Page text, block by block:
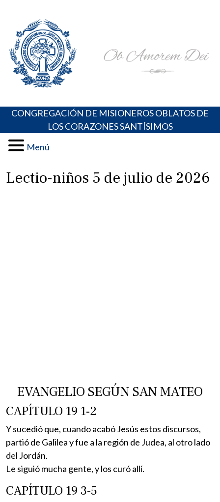
content
Portal de los Padres Oblatos. Advocaciones Marianas,
Oraciones, Música religiosa y más
CONGREGACIÓN DE MISIONEROS OBLATOS DE
LOS CORAZONES SANTÍSIMOS
Menú
Lectio-niños 5 de julio de 2026
EVANGELIO SEGÚN SAN MATEO
CAPÍTULO 19 1-2
Y sucedió que, cuando acabó Jesús estos discursos,
partió de Galilea y fue a la región de Judea, al otro lado
del Jordán.
Le siguió mucha gente, y los curó allí.
CAPÍTULO 19 3-5